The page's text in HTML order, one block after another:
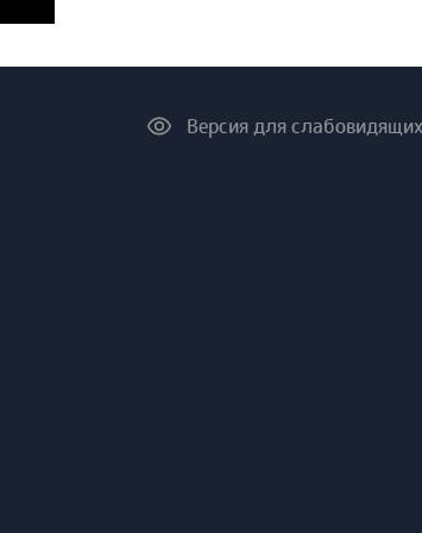
Версия для слабовидящих